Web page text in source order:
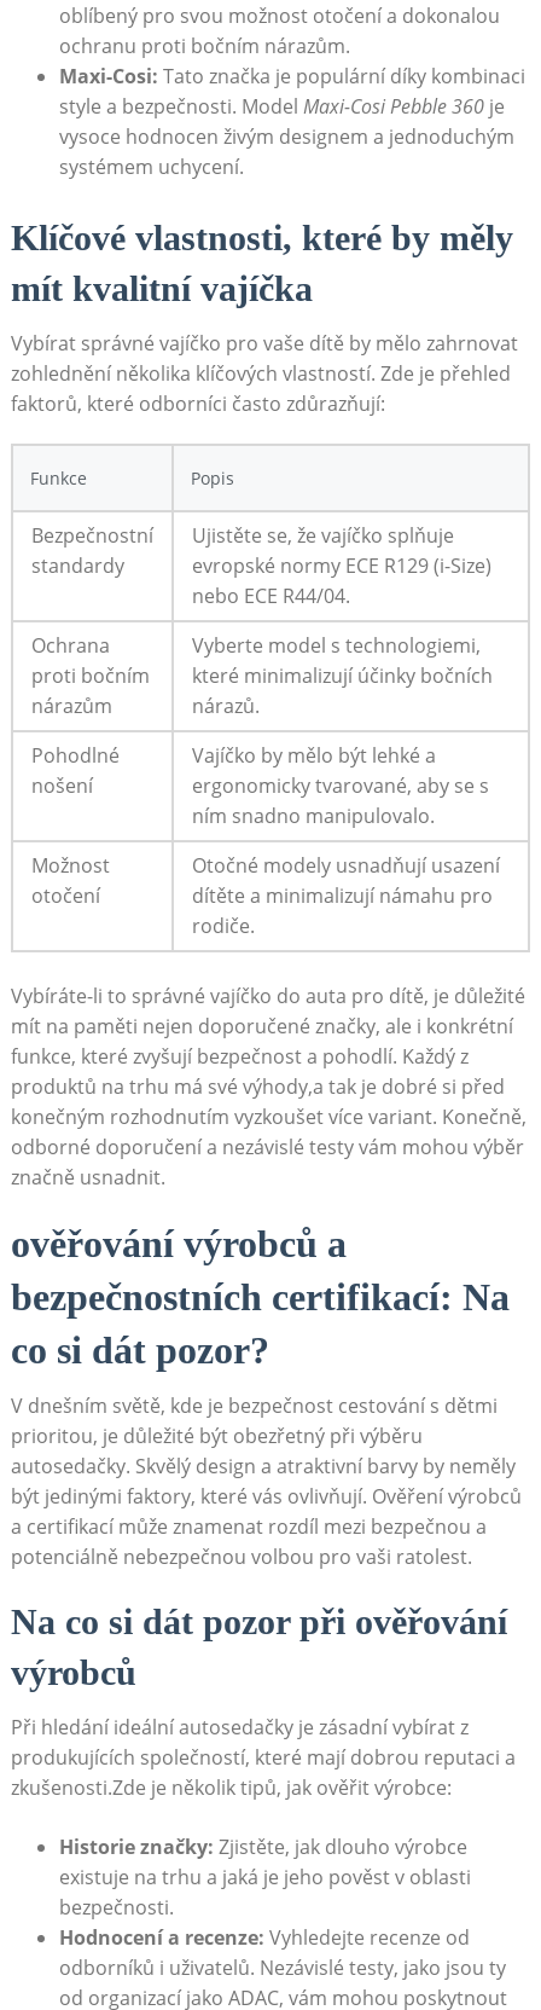
oblíbený pro svou možnost otočení a ​dokonalou​
ochranu proti bočním nárazům.
Maxi-Cosi: Tato ‌značka⁣ je populární díky kombinaci
style ​a bezpečnosti. ⁢Model Maxi-Cosi Pebble‌ 360je
vysoce hodnocen živým designem a jednoduchým
⁤systémem uchycení.
Klíčové vlastnosti, které by měly
mít kvalitní ‍vajíčka
Vybírat správné vajíčko pro vaše dítě by mělo zahrnovat
zohlednění několika klíčových vlastností.⁣ Zde je přehled
‌faktorů, které odborníci ⁢často zdůrazňují:
Funkce Popis
Bezpečnostní
standardy
Ujistěte se, že vajíčko splňuje
evropské normy ‌ECE‍ R129 (i-Size)
nebo ECE⁤ R44/04.
Ochrana
proti bočním
⁤nárazům
Vyberte ⁢model s technologiemi,​
které‌ minimalizují⁢ účinky bočních
nárazů.
Pohodlné
nošení
Vajíčko‌ by mělo být lehké ⁢a
ergonomicky tvarované, aby se s
ním snadno manipulovalo.
Možnost
otočení
Otočné modely ⁤usnadňují⁤ usazení
dítěte a minimalizují námahu pro​
rodiče.
Vybíráte-li to správné vajíčko do auta pro dítě, je důležité
mít ‍na⁢ paměti nejen ​doporučené ⁤značky, ale i konkrétní
funkce, které zvyšují⁤ bezpečnost a pohodlí. Každý z⁣
produktů na trhu⁣ má své výhody,a tak je dobré si před
konečným ​rozhodnutím⁣ vyzkoušet více variant. ⁣Konečně,
odborné​ doporučení a nezávislé ⁣testy vám mohou výběr ​
značně usnadnit.
ověřování výrobců a
bezpečnostních certifikací: Na
co si dát‍ pozor?
V dnešním světě, kde je ‌bezpečnost cestování ⁢s dětmi‌
prioritou, je důležité být obezřetný ‍při výběru
autosedačky. Skvělý design a atraktivní ⁣barvy by neměly
být‌ jedinými faktory, které vás ovlivňují. Ověření výrobců
a certifikací‍ může⁣ znamenat rozdíl⁣ mezi bezpečnou a ​
potenciálně nebezpečnou volbou pro vaši⁢ ratolest.
Na co si dát pozor při ověřování
výrobců
Při hledání ideální autosedačky ​je ​zásadní vybírat z
produkujících společností, ‍které ‌mají dobrou reputaci a
zkušenosti.Zde je několik tipů, jak ověřit výrobce:
Historie ‌značky: Zjistěte, jak dlouho výrobce
⁣existuje na trhu a jaká je jeho pověst v oblasti
bezpečnosti.
Hodnocení‌ a⁣ recenze: ⁢Vyhledejte recenze od
odborníků i uživatelů. Nezávislé testy, jako jsou ty
od ⁣organizací ‍jako ADAC, vám mohou poskytnout